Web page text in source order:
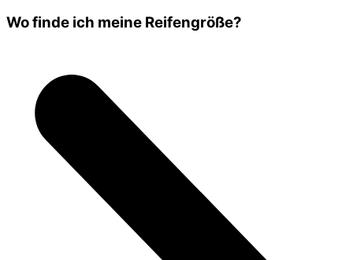
Wo finde ich meine Reifengröße?